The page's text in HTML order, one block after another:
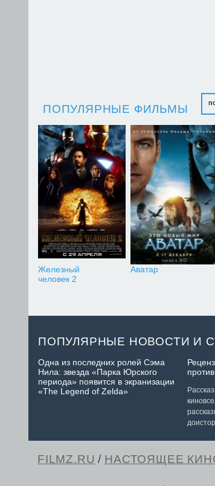
ПОПУЛЯРНЫЕ ФИЛЬМЫ
Железный
человек 2
Аватар
ПОПУЛЯРНЫЕ НОВОСТИ И
Одна из последних ролей Сэма
Нила: звезда «Парка Юрского
периода» появится в экранизации
«The Legend of Zelda»
FILMZ.RU / НАСТОЯЩЕЕ